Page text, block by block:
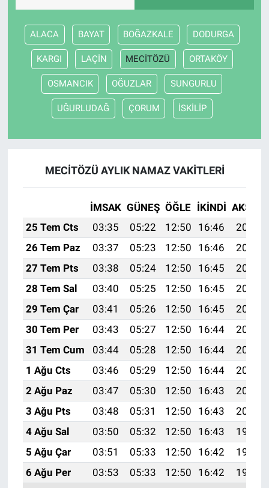
ALACA BAYAT BOĞAZKALE DODURGA
KARGI LAÇİN MECİTÖZÜ ORTAKÖY
OSMANCIK OĞUZLAR SUNGURLU
UĞURLUDAĞ ÇORUM İSKİLİP
MECİTÖZÜ AYLIK NAMAZ VAKITLERI
İMSAK GÜNEŞ ÖĞLE İKINDI AKŞAM
25 Tem Cts
03:35 05:22 12:50 16:46
20:09
26 Tem Paz
03:37 05:23 12:50 16:46
20:08
27 Tem Pts
03:38 05:24 12:50 16:45
20:07
28 Tem Sal
03:40 05:25 12:50 16:45
20:06
29 Tem Çar
03:41 05:26 12:50 16:45
20:05
30 Tem Per
03:43 05:27 12:50 16:44
20:04
31 Tem Cum
03:44 05:28 12:50 16:44
20:03
1 Ağu Cts
03:46 05:29 12:50 16:44
20:02
2 Ağu Paz
03:47 05:30 12:50 16:43
20:01
3 Ağu Pts
03:48 05:31 12:50 16:43
20:00
4 Ağu Sal
03:50 05:32 12:50 16:43
19:59
5 Ağu Çar
03:51 05:33 12:50 16:42
19:57
6 Ağu Per
03:53 05:33 12:50 16:42
19:56
İletişim/Künye
Yaşam
Gözden Kaçmasın